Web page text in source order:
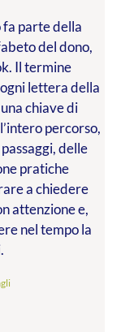
fa parte della
del dono,
Il termine
lettera della
chiave di
percorso,
delle
pratiche
a chiedere
attenzione e,
nel tempo la